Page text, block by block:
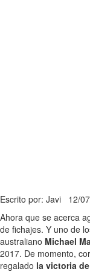
Escrito por: Javi 12/
Ahora que se acerca
de fichajes. Y uno de
australiano Michael
2017. De momento,
regalado la victoria